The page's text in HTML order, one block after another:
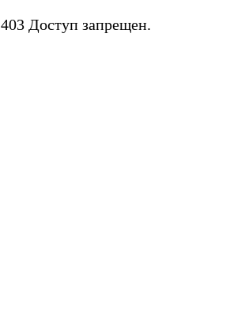
403 Доступ запрещен.